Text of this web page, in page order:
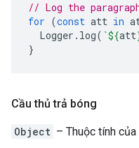
// Log the
for (const att in
Logger . log( `${att
}
Cầu thủ trả bóng
Object – Thuộc tính của